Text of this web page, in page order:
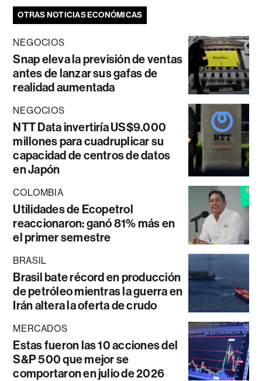
OTRAS NOTICIAS ECONÓMICAS
NEGOCIOS
Snap eleva la previsión de ventas
antes de lanzar sus gafas de
realidad aumentada
NEGOCIOS
NTT Data invertiría US$9.000
millones para cuadruplicar su
capacidad de centros de datos
en Japón
COLOMBIA
Utilidades de Ecopetrol
reaccionaron: ganó 81% más en
el primer semestre
BRASIL
Brasil bate récord en producción
de petróleo mientras la guerra en
Irán altera la oferta de crudo
MERCADOS
Estas fueron las 10 acciones del
S&P 500 que mejor se
comportaron en julio de 2026